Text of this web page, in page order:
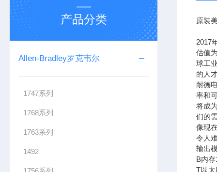
产品分类
Allen-Bradley罗克韦尔
1747系列
1768系列
1763系列
1492
原装
2017
估值
球工
的人
耐德
率和
将成
们的
像现
令人
输出
B内
T以太